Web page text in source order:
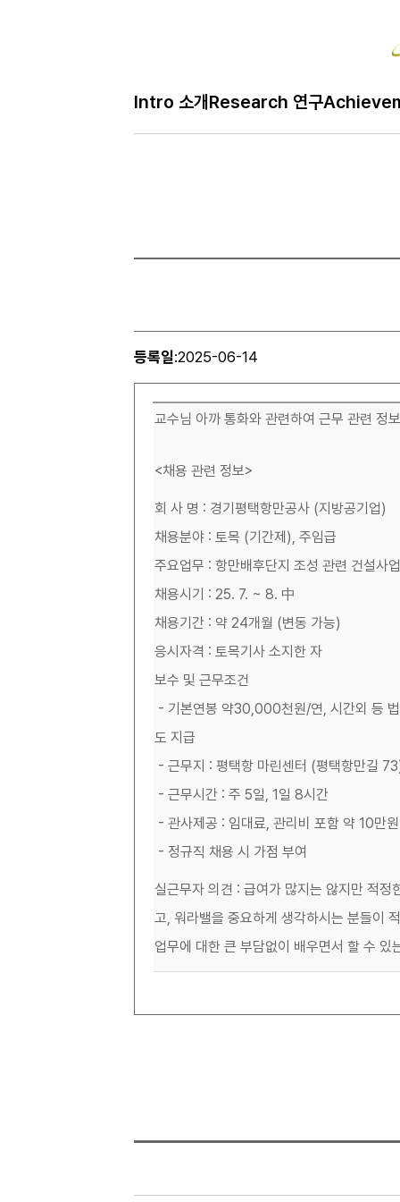
Intro 소개 Research 연구
등록일:2025-06-14
교수님 아까 통화와 관련하여 근무 관련 정
<채용 관련 정보>
회 사 명 : 경기평택항만공사 (지방공기업)
채용분야 : 토목 (기간제), 주임급
주요업무 : 항만배후단지 조성 관련 건설사
채용시기 : 25. 7. ~ 8. 中
채용기간 : 약 24개월 (변동 가능)
응시자격 : 토목기사 소지한 자
보수 및 근무조건
- 기본연봉 약30,000천원/연, 시간외 등
도 지급
- 근무지 : 평택항 마린센터 (평택항만길
- 근무시간 : 주 5일, 1일 8시간
- 관사제공 : 임대료, 관리비 포함 약 10만
- 정규직 채용 시 가점 부여
실근무자 의견 : 급여가 많지는 않지만 적정
고, 워라밸을 중요하게 생각하시는 분들이
업무에 대한 큰 부담없이 배우면서 할 수 있